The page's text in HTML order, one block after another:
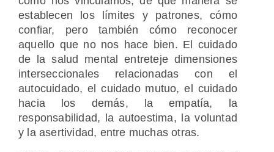
establecen los límites y patrones, cómo
confiar, pero también cómo reconocer
aquello que no nos hace bien. El cuidado
de la salud mental entreteje dimensiones
interseccionales relacionadas con el
autocuidado, el cuidado mutuo, el cuidado
hacia los demás, la empatía, la
responsabilidad, la autoestima, la voluntad
y la asertividad, entre muchas otras.